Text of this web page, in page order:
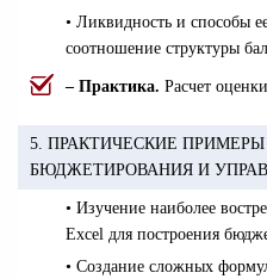
• Ликвидность и способы
соотношение структуры
– Практика. Расчет
5. ПРАКТИЧЕСКИЕ
БЮДЖЕТИРОВАНИЯ И
• Изучение наиболее
Excel для построения
• Создание сложных